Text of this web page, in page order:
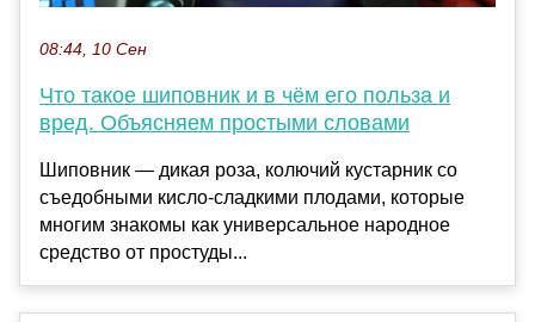
08:44, 10 Сен
Что такое шиповник и в чём его польза и
вред. Объясняем простыми словами
Шиповник — дикая роза, колючий кустарник со
съедобными кисло-сладкими плодами, которые
многим знакомы как универсальное народное
средство от простуды...